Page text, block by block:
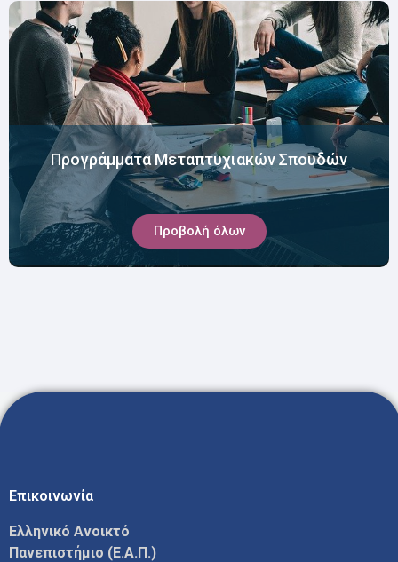
Προγράμματα Μεταπτυχιακών Σπουδών
Προβολή όλων
Επικοινωνία
Ελληνικό Ανοικτό
Πανεπιστήμιο (Ε.Α.Π.)